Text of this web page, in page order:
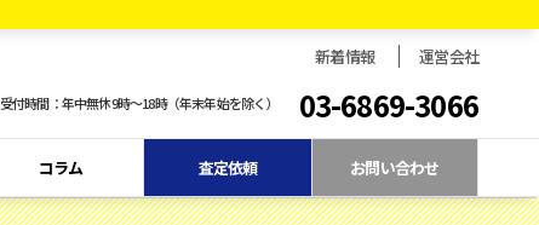
新着情報 運営会社
受付時間：年中無休9時〜18時（年末年始を除く） 03-6869-3066
コラム 査定依頼 お問い合わせ